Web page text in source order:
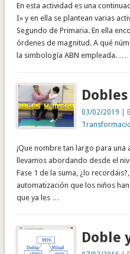
En esta actividad es una
I» y en ella se plantean varias
Segundo de Primaria. En ella
órdenes de magnitud. A qué
la simbología ABN empleada. …
03/02/2019 |
¡Que nombre tan largo para una
llevamos abordando desde el
Fase 1 de la suma, ¿lo
automatización que los niños
que ya les …
Doble